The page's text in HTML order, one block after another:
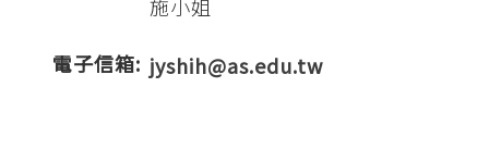
施小姐
jyshih@as.edu.tw